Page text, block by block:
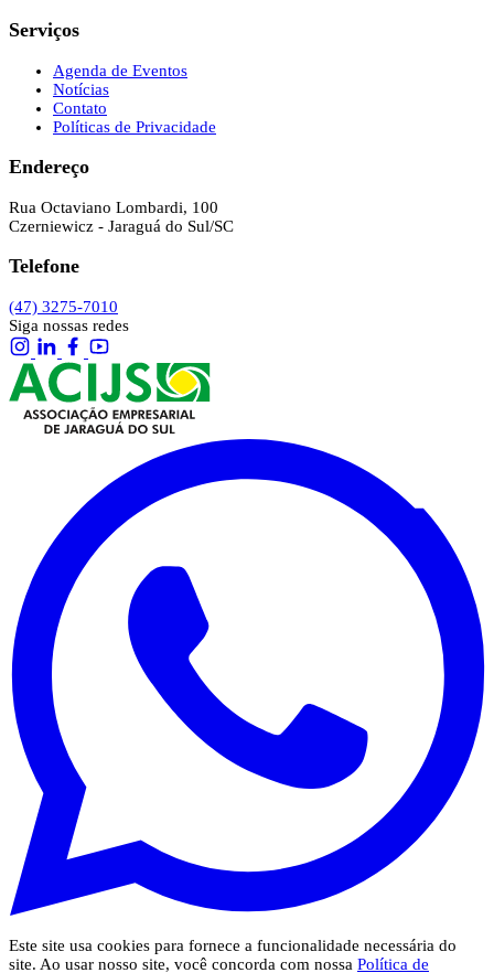
Serviços
Agenda de Eventos
Notícias
Contato
Políticas de Privacidade
Endereço
Rua Octaviano Lombardi, 100
Czerniewicz - Jaraguá do Sul/SC
Telefone
(47) 3275-7010
Siga nossas redes
Este site usa cookies para fornece a funcionalidade necessária do
site. Ao usar nosso site, você concorda com nossa Política de